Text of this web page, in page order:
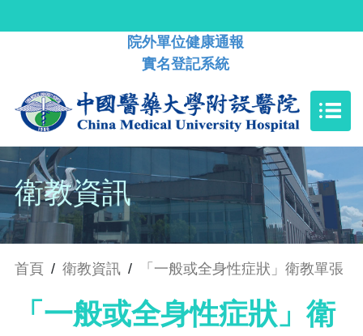
院外單位健康通報
實名登記系統
衛教資訊
首頁 / 衛教資訊 / 「一般或全身性症狀」衛教單張
「一般或全身性症狀」衛